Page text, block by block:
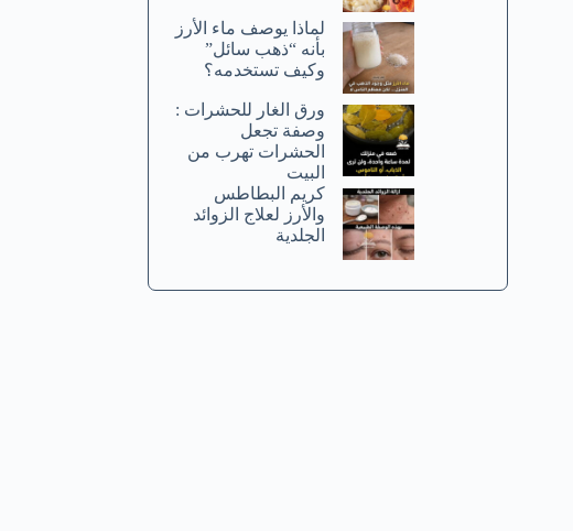
لماذا يوصف ماء الأرز
بأنه “ذهب سائل”
وكيف تستخدمه؟
ورق الغار للحشرات :
وصفة تجعل
الحشرات تهرب من
البيت
كريم البطاطس
والأرز لعلاج الزوائد
الجلدية